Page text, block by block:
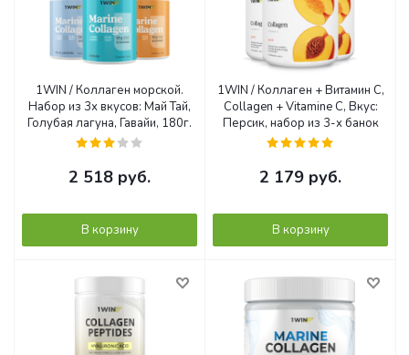
1WIN / Коллаген морской.
Набор из 3х вкусов: Май Тай,
Голубая лагуна, Гавайи, 180г.
2 518 руб.
В корзину
1WIN / Коллаген + Витамин С,
Collagen + Vitamine C, Вкус:
Персик, набор из 3-х банок
2 179 руб.
В корзину